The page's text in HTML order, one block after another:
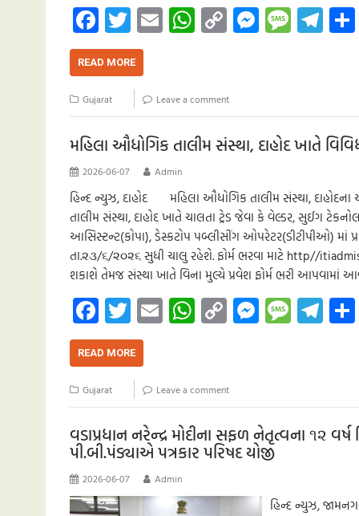
Fa
ce
b
o
o
k
T
wi
tt
er
E
m
W
h
s
A
p
C
o
y
Li
nk
M
es
g
er
M
es
e
Te
le
m
READ MORE
Gujarat Leave a comment
મહિલા ઔધોગિક તાલીમ સંસ્થા, દાહોદ ખાતે વિવિધ
2026-06-07 Admin
હિન્દ ન્યુઝ, દાહોદ મહિલા ઔધોગિક તાલીમ સંસ્થા, દાહોદના
તાલીમ સંસ્થા, દાહોદ ખાતે ચાલતા ટ્રેડ જેવા કે વેલ્ડર, સુઈગ
આસિસ્ટન્ટ(કોપા), ડેસ્કટોપ પબ્લીસીંગ ઓપરેટર(ડીટીપીઓ) માં
તા.૨૩/૬/૨૦૨૬ સુધી ચાલુ રહેશે. ફોર્મ ભરવા માટે http//
શકાશે તેમજ સંસ્થા ખાતે વિના મુલ્યે પ્રવેશ ફોર્મ ભરી આપવામાં
Fa
ce
b
o
o
k
T
wi
tt
er
E
m
W
h
s
A
p
p
C
o
y
Li
nk
M
es
g
er
M
es
e
Te
le
m
READ MORE
Gujarat Leave a comment
વડાપ્રધાન નરેન્દ્ર મોદીના સફળ નેતૃત્વના ૧૨
પી.બી.પંડ્યાએ પત્રકાર પરિષદ યોજી
2026-06-07 Admin
હિન્દ ન્યુઝ,